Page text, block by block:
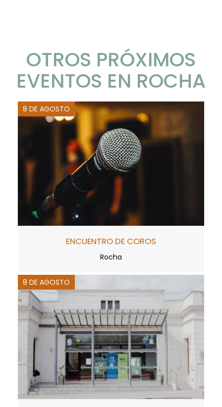
OTROS PRÓXIMOS
EVENTOS EN ROCHA
8 DE AGOSTO
ENCUENTRO DE COROS
Rocha
8 DE AGOSTO